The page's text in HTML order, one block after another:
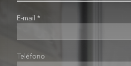
E-mail *
Teléfono